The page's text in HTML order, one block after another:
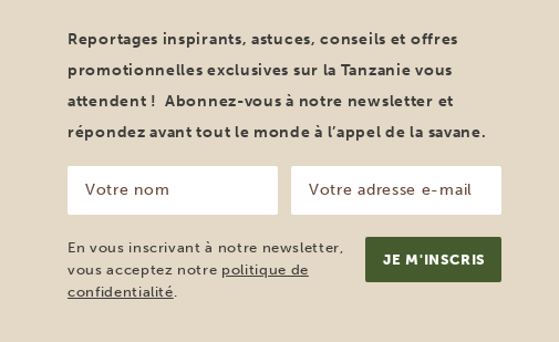
Reportages inspirants, astuces, conseils et offres
promotionnelles exclusives sur la Tanzanie vous
attendent ! Abonnez-vous à notre newsletter et
répondez avant tout le monde à l’appel de la savane.
nom
(Nécessaire)
adresse
e-
mail
(Nécessaire)
En vous inscrivant à notre newsletter,
vous acceptez notre politique de
confidentialité.